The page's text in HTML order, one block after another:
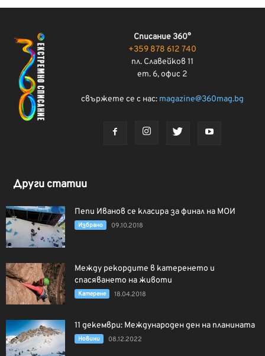
Списание 360°
+359 878 612 740
пл. Славейков 11
ет. 6, офис 2
свържете се с нас: magazine@360mag.bg
Други статии
Пепи Иванов се класира за финал на МОИ
Избрано 09.10.2018
Между рекордите в катеренето и
спасяването на животи
Катерене 18.04.2018
11 декември: Международен ден на планината
Новини 08.12.2022